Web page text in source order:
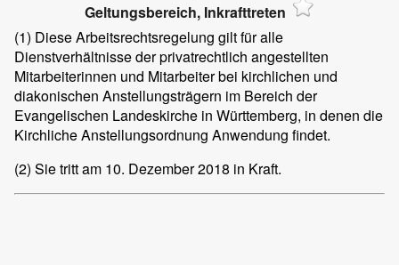
Geltungsbereich, Inkrafttreten
(1) Diese Arbeitsrechtsregelung gilt für alle
Dienstverhältnisse der privatrechtlich angestellten
Mitarbeiterinnen und Mitarbeiter bei kirchlichen und
diakonischen Anstellungsträgern im Bereich der
Evangelischen Landeskirche in Württemberg, in denen die
Kirchliche Anstellungsordnung Anwendung findet.
(2) Sie tritt am 10. Dezember 2018 in Kraft.